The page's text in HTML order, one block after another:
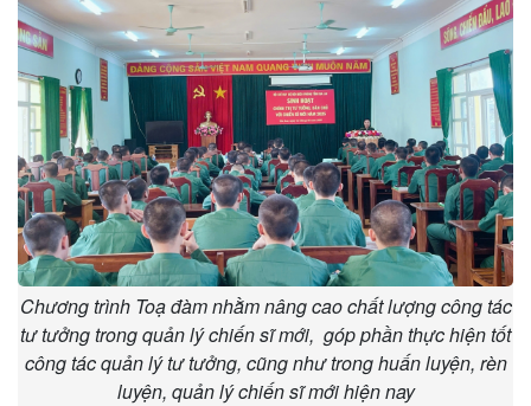
Chương trình Toạ đàm nhằm nâng cao chất lượng công tác
tư tưởng trong quản lý chiến sĩ mới, góp phần thực hiện tốt
công tác quản lý tư tưởng, cũng như trong huấn luyện, rèn
luyện, quản lý chiến sĩ mới hiện nay